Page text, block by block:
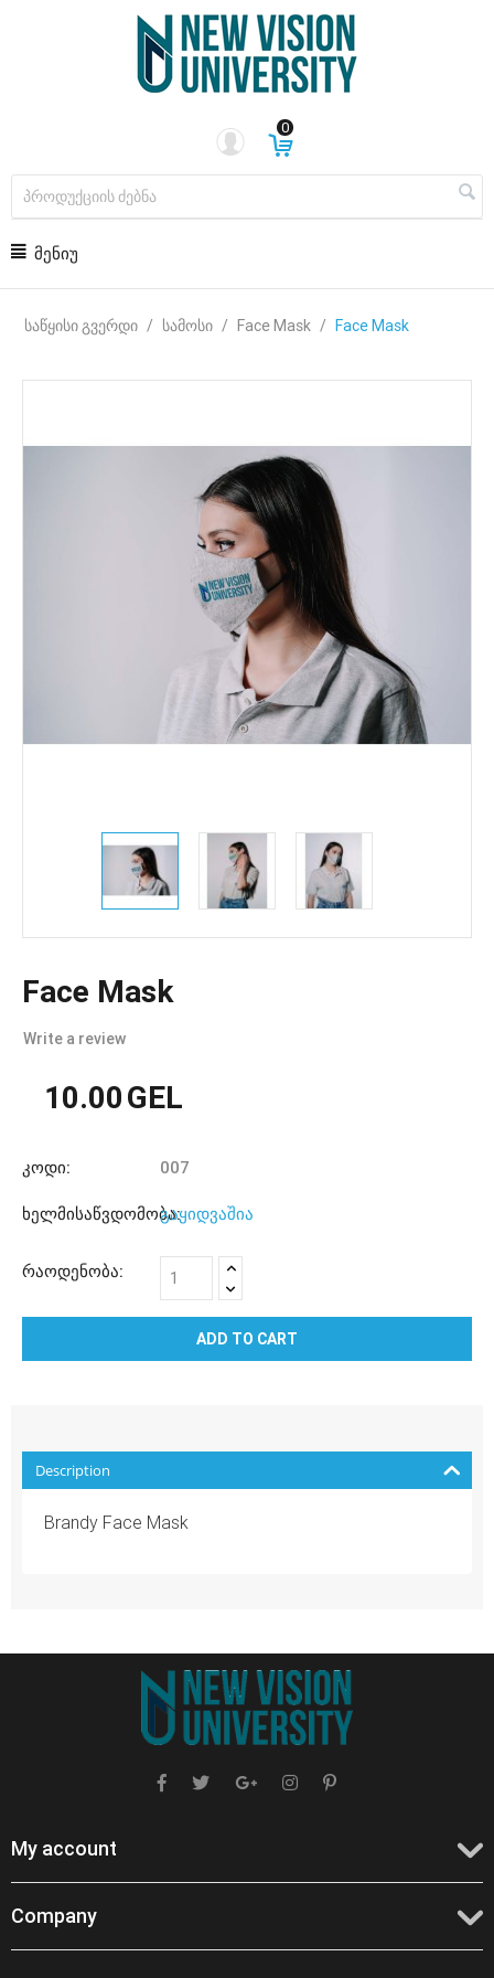
0
ᲛᲔᲜᲘᲣ
საწყისი გვერდი / სამოსი / Face Mask / Face Mask
Face Mask
Write a review
10.00GEL
კოდი: 007
ხელმისაწვდომობა:გაყიდვაშია
რაოდენობა:
ADD TO CART
Description
Brandy Face Mask
My account
Company